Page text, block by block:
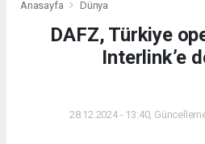
Anasayfa Dünya
DAFZ, Türkiye
Interlink’e
28.12.2024 - 13:40,